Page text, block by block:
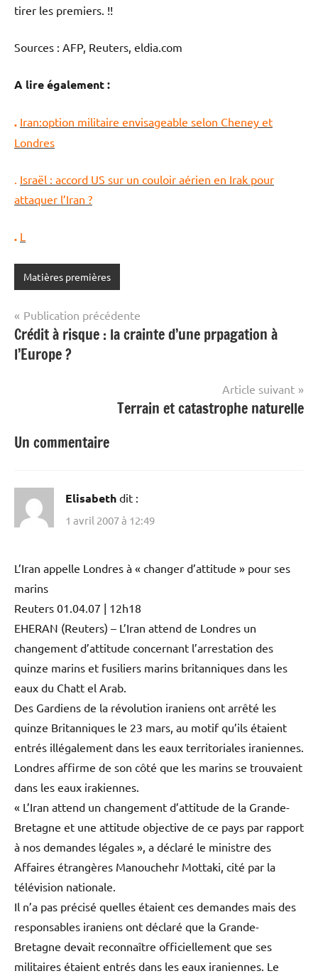
tirer les premiers. !!
Sources : AFP, Reuters, eldia.com
A lire également :
. Iran:option militaire envisageable selon Cheney et
Londres
Israël : accord US sur un couloir aérien en Irak pour
attaquer l’Iran ?
. L
Matières premières
Navigation
de
l’article
Publication précédente
Crédit à risque : la crainte d’une prpagation à
l’Europe ?
Article suivant
Terrain et catastrophe naturelle
Un commentaire
Elisabeth dit :
1 avril 2007 à 12:49
L’Iran appelle Londres à « changer d’attitude » pour ses
marins
Reuters 01.04.07 | 12h18
EHERAN (Reuters) – L’Iran attend de Londres un
changement d’attitude concernant l’arrestation des
quinze marins et fusiliers marins britanniques dans les
eaux du Chatt el Arab.
Des Gardiens de la révolution iraniens ont arrêté les
quinze Britanniques le 23 mars, au motif qu’ils étaient
entrés illégalement dans les eaux territoriales iraniennes.
Londres affirme de son côté que les marins se trouvaient
dans les eaux irakiennes.
« L’Iran attend un changement d’attitude de la Grande-
Bretagne et une attitude objective de ce pays par rapport
à nos demandes légales », a déclaré le ministre des
Affaires étrangères Manouchehr Mottaki, cité par la
télévision nationale.
Il n’a pas précisé quelles étaient ces demandes mais des
responsables iraniens ont déclaré que la Grande-
Bretagne devait reconnaître officiellement que ses
militaires étaient entrés dans les eaux iraniennes. Le